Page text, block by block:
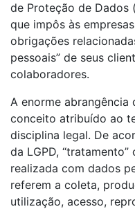
de Proteção de Dados
que impôs às
obrigações
pessoais” de seus
colaboradores.
A enorme abrangência
conceito atribuído ao
disciplina legal. De
da LGPD,
realizada com dados
referem a coleta,
utilização, acesso,